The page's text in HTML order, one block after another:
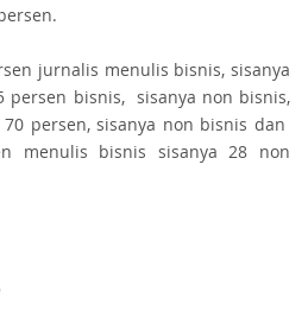
jurnalis menulis bisnis, sisanya
persen bisnis, sisanya non bisnis,
persen, sisanya non bisnis dan
menulis bisnis sisanya 28 non